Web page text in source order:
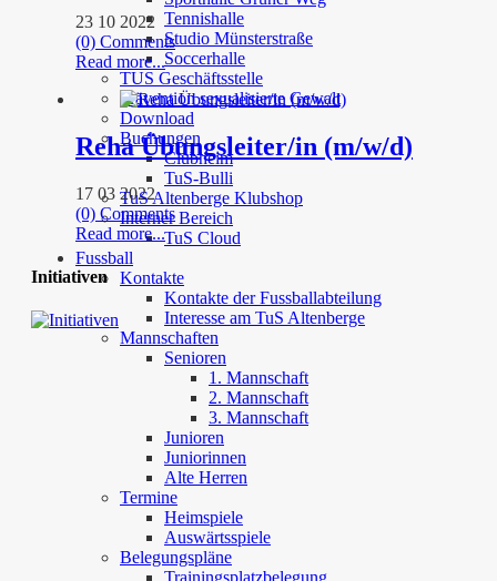
Tennishalle
Studio Münsterstraße
Soccerhalle
TUS Geschäftsstelle
Prävention sexualisierte Gewalt
Download
Buchungen
Clubheim
TuS-Bulli
TuS Altenberge Klubshop
Interner Bereich
TuS Cloud
Fussball
Kontakte
Kontakte der Fussballabteilung
Interesse am TuS Altenberge
Mannschaften
Senioren
1. Mannschaft
2. Mannschaft
3. Mannschaft
Junioren
Juniorinnen
Alte Herren
Termine
Heimspiele
Auswärtsspiele
Belegungspläne
Trainingsplatzbelegung
23 10 2022
(0) Comments
Read more...
Reha Übungsleiter/in (m/w/d)
17 03 2022
(0) Comments
Read more...
Initiativen